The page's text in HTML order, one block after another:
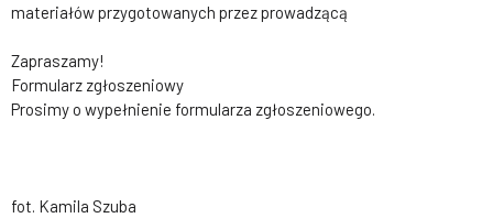
materiałów przygotowanych przez prowadzącą
Zapraszamy!
Formularz zgłoszeniowy
Prosimy o wypełnienie formularza zgłoszeniowego.
fot. Kamila Szuba